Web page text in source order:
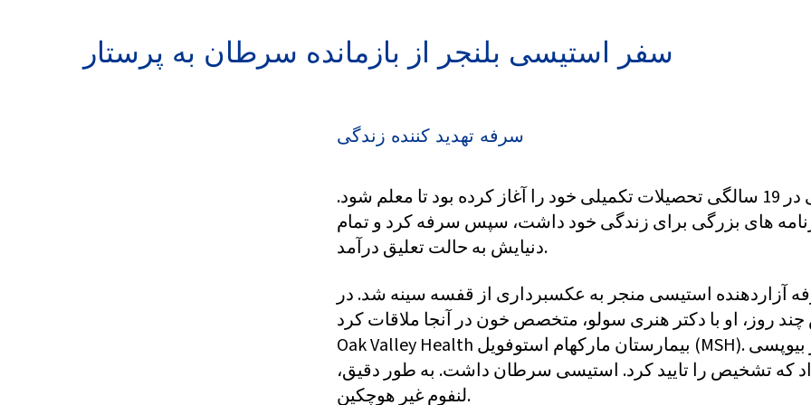
سفر استیسی بلنجر از بازمانده سرطان به پرستار
سرفه تهدید کننده زندگی
استیسی در 19 سالگی تحصیلات تکمیلی خود را آغاز کرده بود تا معلم شود.
های بزرگی برای زندگی خود داشت، سپس سرفه کرد و تمام
دنیایش به حالت تعلیق درآمد.
آزاردهنده استیسی منجر به عکسبرداری از قفسه سینه شد. در
روز، او با دکتر هنری سولو، متخصص خون در آنجا ملاقات کرد
Oak Valley Health بیمارستان مارکهام استوفویل (MSH). او دستور بیوپسی
که تشخیص را تایید کرد. استیسی سرطان داشت. به طور دقیق،
لنفوم غیر هوچکین.